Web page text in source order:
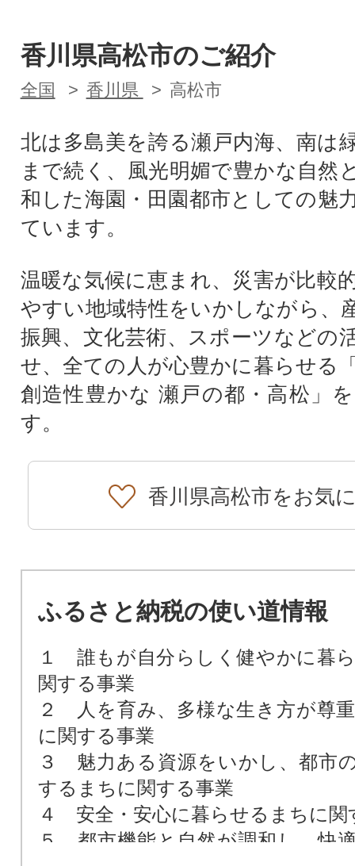
香川県高松市のご紹介
全国 香川県 高松市
北は多島美を誇る瀬戸内海、南は
まで続く、風光明媚で豊かな自然
和した海園・田園都市としての魅
ています。
温暖な気候に恵まれ、災害が比較
やすい地域特性をいかしながら、
振興、文化芸術、スポーツなどの
せ、全ての人が心豊かに暮らせる
創造性豊かな 瀬戸の都・高松」
す。
香川県高松市をお気
ふるさと納税の使い道情報
１ 誰もが自分らしく健やかに暮
関する事業
２ 人を育み、多様な生き方が尊
に関する事業
３ 魅力ある資源をいかし、都市
するまちに関する事業
４ 安全・安心に暮らせるまちに関
５ 都市機能と自然が調和し、快